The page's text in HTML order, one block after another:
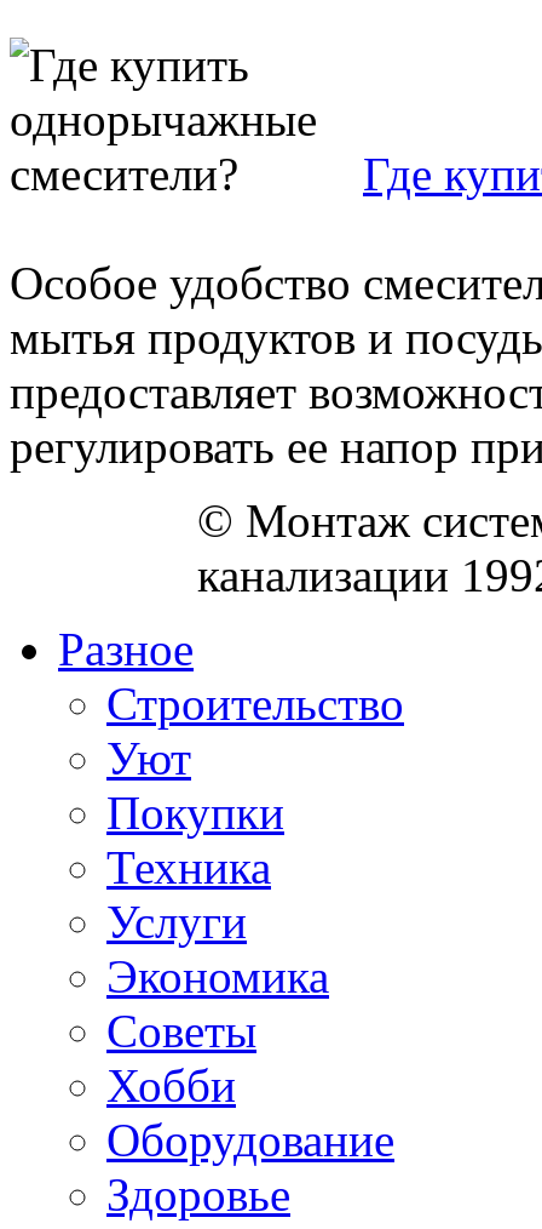
Где
Особое удобство
мытья продуктов и
предоставляет
регулировать ее напор
© Монтаж
канализации
Разное
Строительство
Уют
Покупки
Техника
Услуги
Экономика
Советы
Хобби
Oборудование
Здоровье